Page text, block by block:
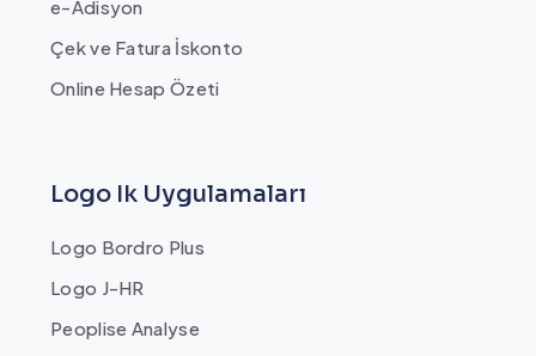
e-Adisyon
Çek ve Fatura İskonto
Online Hesap Özeti
Logo Ik Uygulamaları
Logo Bordro Plus
Logo J-HR
Peoplise Analyse